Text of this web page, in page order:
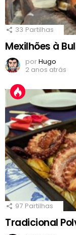
33 Partilhas
Mexilhões à
porHugo
2 anos atrás
97 Partilhas
Tradicional